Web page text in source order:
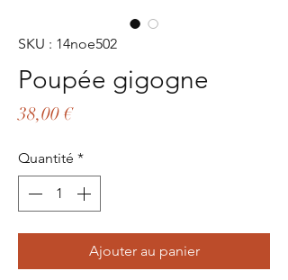
SKU : 14noe502
Poupée gigogne
38,00 €Prix
Quantité *
Ajouter au panier